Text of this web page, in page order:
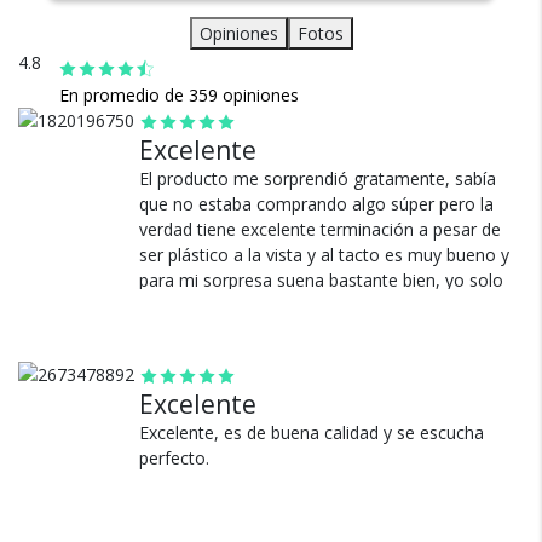
Incluye todo lo necesario
Puás extra, cargador, cable AUX y manual. Listo para usar
desde el primer momento.
- Diseño vintage.
Opiniones
Fotos
4.8
En promedio de 359 opiniones
Excelente
El producto me sorprendió gratamente, sabía
que no estaba comprando algo súper pero la
verdad tiene excelente terminación a pesar de
ser plástico a la vista y al tacto es muy bueno y
para mi sorpresa suena bastante bien, yo solo
Ver más
Excelente
Excelente, es de buena calidad y se escucha
perfecto.
Cambios y Devoluciones
Te damos 30 días de prueba.
Si no es lo que esperabas, te devolvemos tu